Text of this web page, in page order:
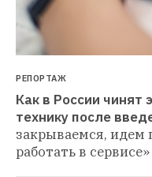
РЕПОРТАЖ
Как в России чинят
технику после
закрываемся, идем
работать в сервисе»